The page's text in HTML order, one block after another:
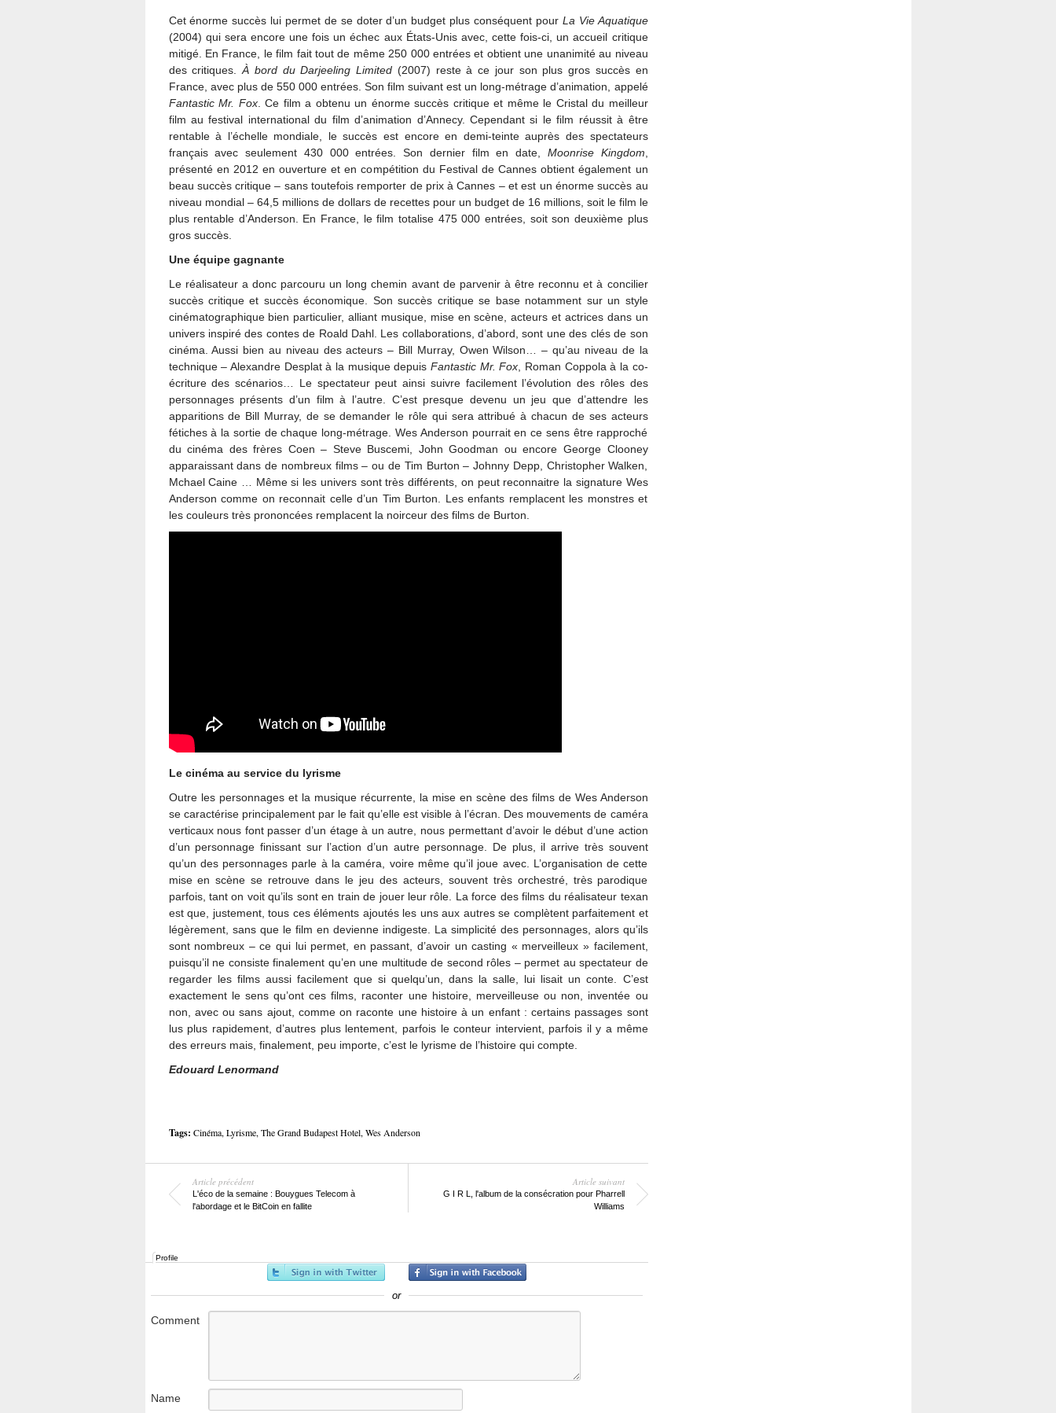
Cet énorme succès lui permet de se doter d’un budget plus conséquent pour La Vie Aquatique
(2004) qui sera encore une fois un échec aux États-Unis avec, cette fois-ci, un accueil critique
mitigé. En France, le film fait tout de même 250 000 entrées et obtient une unanimité au niveau
des critiques. À bord du Darjeeling Limited (2007) reste à ce jour son plus gros succès en
France, avec plus de 550 000 entrées. Son film suivant est un long-métrage d’animation, appelé
Fantastic Mr. Fox. Ce film a obtenu un énorme succès critique et même le Cristal du meilleur
film au festival international du film d’animation d’Annecy. Cependant si le film réussit à être
rentable à l’échelle mondiale, le succès est encore en demi-teinte auprès des spectateurs
français avec seulement 430 000 entrées. Son dernier film en date, Moonrise Kingdom
présenté en 2012 en ouverture et en compétition du Festival de Cannes obtient également un
beau succès critique – sans toutefois remporter de prix à Cannes – et est un énorme succès au
niveau mondial – 64,5 millions de dollars de recettes pour un budget de 16 millions, soit le film le
plus rentable d’Anderson. En France, le film totalise 475 000 entrées, soit son deuxième plus
gros succès.
Une équipe gagnante
Le réalisateur a donc parcouru un long chemin avant de parvenir à être reconnu et à concilier
succès critique et succès économique. Son succès critique se base notamment sur un style
cinématographique bien particulier, alliant musique, mise en scène, acteurs et actrices dans un
univers inspiré des contes de Roald Dahl. Les collaborations, d’abord, sont une des clés de son
cinéma. Aussi bien au niveau des acteurs – Bill Murray, Owen Wilson… – qu’au niveau de la
technique – Alexandre Desplat à la musique depuis Fantastic Mr. Fox , Roman Coppola à la co-
écriture des scénarios… Le spectateur peut ainsi suivre facilement l’évolution des rôles des
personnages présents d’un film à l’autre. C’est presque devenu un jeu que d’attendre les
apparitions de Bill Murray, de se demander le rôle qui sera attribué à chacun de ses acteurs
fétiches à la sortie de chaque long-métrage. Wes Anderson pourrait en ce sens être rapproché
du cinéma des frères Coen – Steve Buscemi, John Goodman ou encore George Clooney
apparaissant dans de nombreux films – ou de Tim Burton – Johnny Depp, Christopher Walken,
Mchael Caine … Même si les univers sont très différents, on peut reconnaitre la signature Wes
Anderson comme on reconnait celle d’un Tim Burton. Les enfants remplacent les monstres et
les couleurs très prononcées remplacent la noirceur des films de Burton.
Le cinéma au service du lyrisme
Outre les personnages et la musique récurrente, la mise en scène des films de Wes Anderson
se caractérise principalement par le fait qu’elle est visible à l’écran. Des mouvements de caméra
verticaux nous font passer d’un étage à un autre, nous permettant d’avoir le début d’une action
d’un personnage finissant sur l’action d’un autre personnage. De plus, il arrive très souvent
qu’un des personnages parle à la caméra, voire même qu’il joue avec. L’organisation de cette
mise en scène se retrouve dans le jeu des acteurs, souvent très orchestré, très parodique
parfois, tant on voit qu’ils sont en train de jouer leur rôle. La force des films du réalisateur texan
est que, justement, tous ces éléments ajoutés les uns aux autres se complètent parfaitement et
légèrement, sans que le film en devienne indigeste. La simplicité des personnages, alors qu’ils
sont nombreux – ce qui lui permet, en passant, d’avoir un casting « merveilleux » facilement,
puisqu’il ne consiste finalement qu’en une multitude de second rôles – permet au spectateur de
regarder les films aussi facilement que si quelqu’un, dans la salle, lui lisait un conte. C’est
exactement le sens qu’ont ces films, raconter une histoire, merveilleuse ou non, inventée ou
non, avec ou sans ajout, comme on raconte une histoire à un enfant : certains passages sont
lus plus rapidement, d’autres plus lentement, parfois le conteur intervient, parfois il y a même
des erreurs mais, finalement, peu importe, c’est le lyrisme de l’histoire qui compte.
Edouard Lenormand
Tags: Cinéma, Lyrisme, The Grand Budapest Hotel, Wes Anderson
Article précédent
L'éco de la semaine : Bouygues Telecom à
l'abordage et le BitCoin en fallite
Article suivant
G I R L, l'album de la consécration pour Pharrell
Williams
Profile
or
Comment
Name